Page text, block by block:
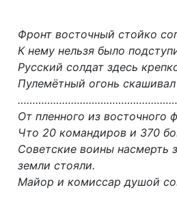
Фронт восточный стойко
К нему нельзя было
Русский солдат здесь
Пулемётный огонь
От пленного из восточного
Что 20 командиров и 370
Советские воины насмерть
земли стояли.
Майор и комиссар душой